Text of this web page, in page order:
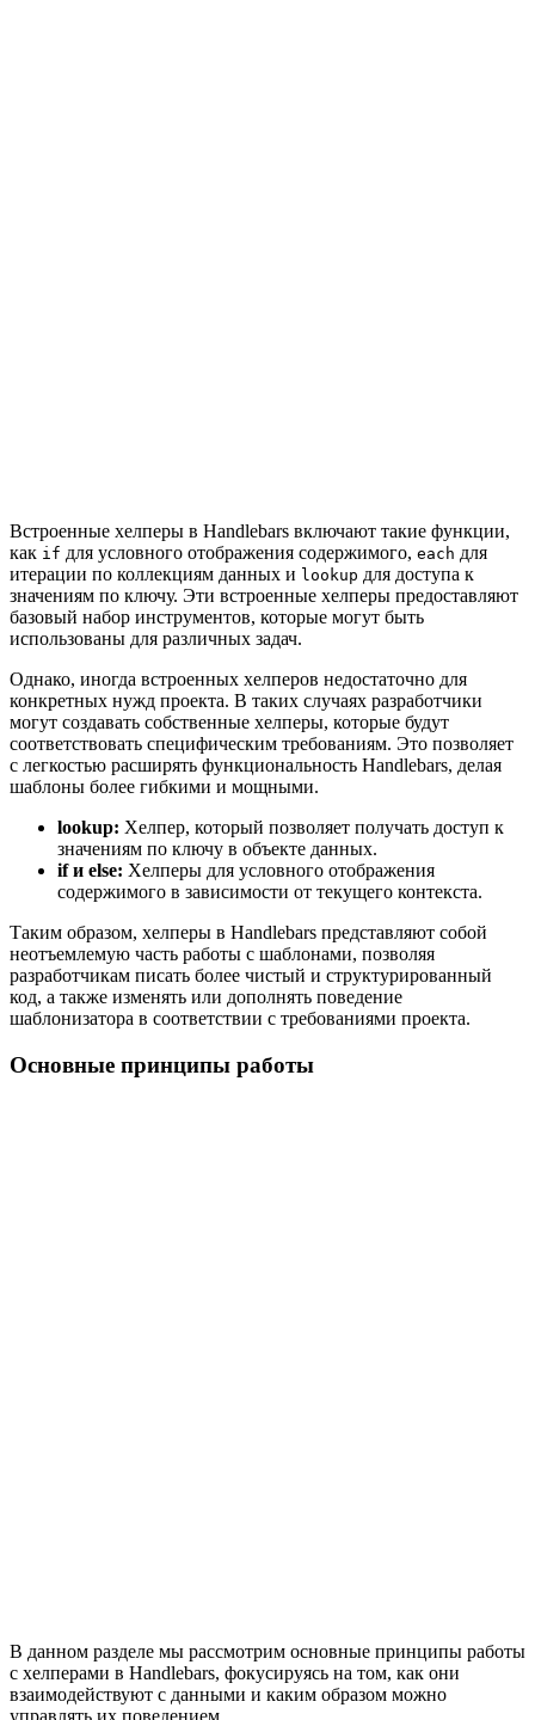
Встроенные хелперы в Handlebars включают такие функции,
как if для условного отображения содержимого, each для
итерации по коллекциям данных и lookup для доступа к
значениям по ключу. Эти встроенные хелперы предоставляют
базовый набор инструментов, которые могут быть
использованы для различных задач.
Однако, иногда встроенных хелперов недостаточно для
конкретных нужд проекта. В таких случаях разработчики
могут создавать собственные хелперы, которые будут
соответствовать специфическим требованиям. Это позволяет
с легкостью расширять функциональность Handlebars, делая
шаблоны более гибкими и мощными.
lookup: Хелпер, который позволяет получать доступ к
значениям по ключу в объекте данных.
if и else: Хелперы для условного отображения
содержимого в зависимости от текущего контекста.
Таким образом, хелперы в Handlebars представляют собой
неотъемлемую часть работы с шаблонами, позволяя
разработчикам писать более чистый и структурированный
код, а также изменять или дополнять поведение
шаблонизатора в соответствии с требованиями проекта.
Основные принципы работы
В данном разделе мы рассмотрим основные принципы работы
с хелперами в Handlebars, фокусируясь на том, как они
взаимодействуют с данными и каким образом можно
управлять их поведением.